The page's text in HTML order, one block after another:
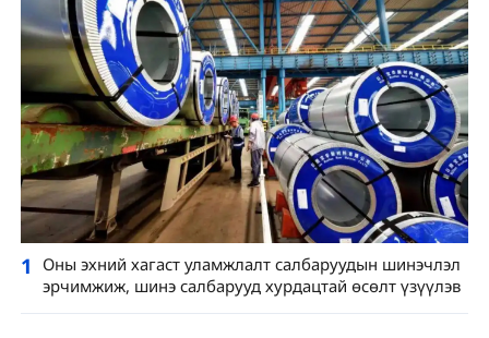
1
Оны эхний хагаст уламжлалт салбаруудын шинэчлэл
эрчимжиж, шинэ салбарууд хурдацтай өсөлт үзүүлэв